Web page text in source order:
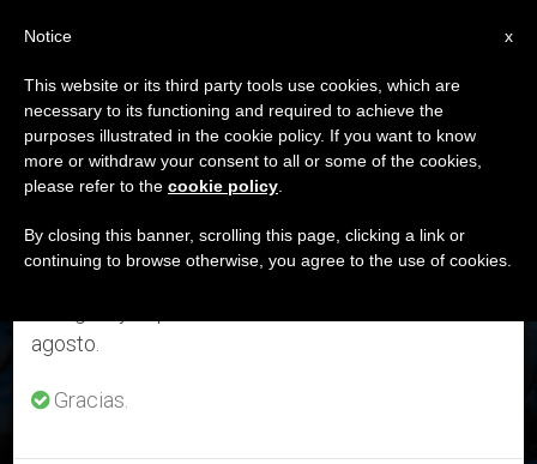
ETIQUETA
Posts Tagged ‘Ángelus
13 Dic. 2020’
ÚLTIMAS NOTICIAS
×
Aviso importante
Del 27 de julio al 7 de agosto haremos la pausa
anual, aprovechando que en el periodo de verano
se generan menos informaciones y también el
agosto.
Gracias.
x
Notice
This website or its third party tools use cookies, which are
necessary to its functioning and required to achieve the
purposes illustrated in the cookie policy. If you want to know
more or withdraw your consent to all or some of the cookies,
please refer to the cookie policy
By closing this banner, scrolling this page, clicking a link or
continuing to browse otherwise, you agree to the use of cookies.